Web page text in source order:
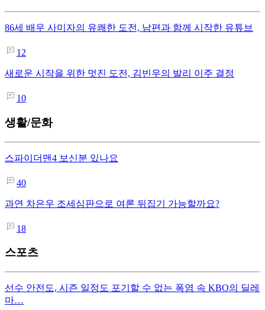
86세 배우 사미자의 유쾌한 도전, 남편과 함께 시작한 유튜브
12
새로운 시작을 위한 멋진 도전, 김빈우의 발리 이주 결정
10
생활/문화
스파이더맨4 보신분 있나요
40
과연 차은우 조세심판으로 여론 뒤집기 가능할까요?
18
스포츠
선수 안전도, 시즌 일정도 포기할 수 없는 폭염 속 KBO의 딜레
마…